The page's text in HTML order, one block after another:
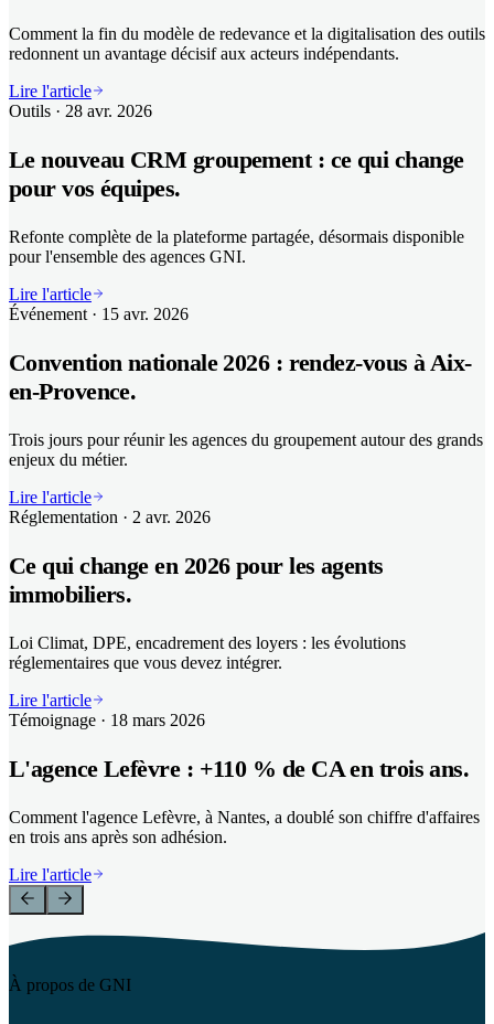
Comment la fin du modèle de redevance et la digitalisation des outils
redonnent un avantage décisif aux acteurs indépendants.
Lire l'article
Outils · 28 avr. 2026
Le nouveau CRM groupement : ce qui change
pour vos équipes.
Refonte complète de la plateforme partagée, désormais disponible
pour l'ensemble des agences GNI.
Lire l'article
Événement · 15 avr. 2026
Convention nationale 2026 : rendez-vous à Aix-
en-Provence.
Trois jours pour réunir les agences du groupement autour des grands
enjeux du métier.
Lire l'article
Réglementation · 2 avr. 2026
Ce qui change en 2026 pour les agents
immobiliers.
Loi Climat, DPE, encadrement des loyers : les évolutions
réglementaires que vous devez intégrer.
Lire l'article
Témoignage · 18 mars 2026
L'agence Lefèvre : +110 % de CA en trois ans.
Comment l'agence Lefèvre, à Nantes, a doublé son chiffre d'affaires
en trois ans après son adhésion.
Lire l'article
À propos de GNI